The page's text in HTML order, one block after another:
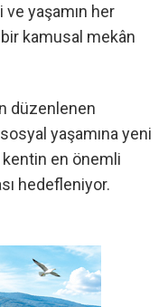
ve yaşamın her
bir kamusal mekân
düzenlenen
yaşamına yeni
en önemli
hedefleniyor.